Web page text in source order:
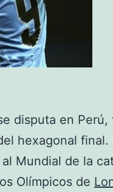
disputa en Perú,
hexagonal final.
Mundial de la
Olímpicos de